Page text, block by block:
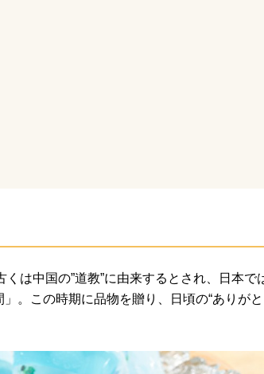
は中国の”道教”に由来するとされ、日本で
。この時期に品物を贈り、日頃の“ありがと